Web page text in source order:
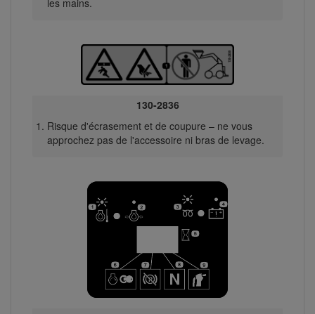
les mains.
130-2836
Risque d'écrasement et de coupure – ne vous
approchez pas de l'accessoire ni bras de levage.